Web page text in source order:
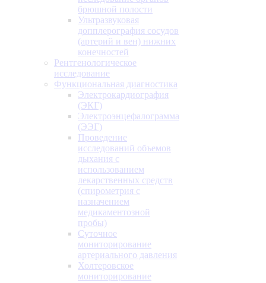
брюшной полости
Ультразвуковая
допплерография сосудов
(артерий и вен) нижних
конечностей
Рентгенологическое
исследование
Функциональная диагностика
Электрокардиография
(ЭКГ)
Электроэнцефалограмма
(ЭЭГ)
Проведение
исследований объемов
дыхания с
использованием
лекарственных средств
(спирометрия с
назначением
медикаментозной
пробы)
Суточное
мониторирование
артериального давления
Холтеровское
мониторирование